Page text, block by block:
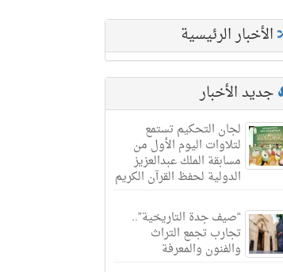
الأخبار الرئيسية
جديد الأخبار
لجان التحكيم تستمع
لتلاوات اليوم الأول من
مسابقة الملك عبدالعزيز
الدولية لحفظ القرآن الكريم
“صيف جدة التاريخية”..
تجارب تجمع التراث
والفنون والمعرفة